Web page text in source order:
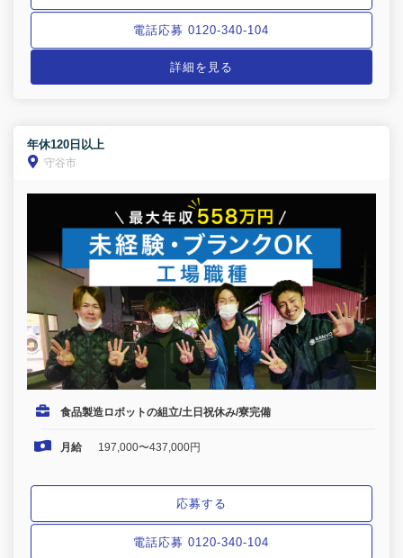
電話応募 0120-340-104
詳細を見る
年休120日以上
守谷市
食品製造ロボットの組立/土日祝休み/寮完備
月給 197,000〜437,000円
応募する
電話応募 0120-340-104